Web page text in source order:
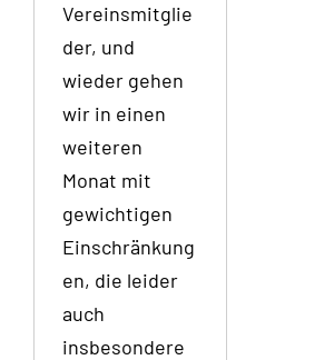
Vereinsmitglie
der, und
wieder gehen
wir in einen
weiteren
Monat mit
gewichtigen
Einschränkung
en, die leider
auch
insbesondere